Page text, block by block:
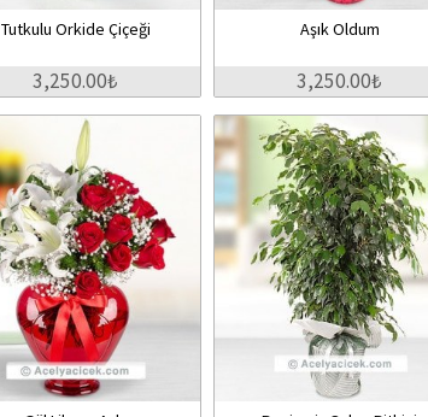
Tutkulu Orkide Çiçeği
3,250.00₺
Aşık Oldum
3,250.00₺